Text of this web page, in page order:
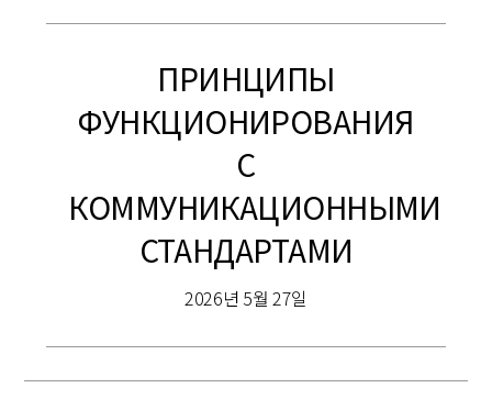
ПРИНЦИПЫ
ФУНКЦИОНИРОВАНИЯ
С
КОММУНИКАЦИОННЫМИ
СТАНДАРТАМИ
2026년 5월 27일